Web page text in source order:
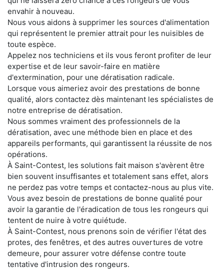
envahir à nouveau.
Nous vous aidons à supprimer les sources d'alimentation
qui représentent le premier attrait pour les nuisibles de
toute espèce.
Appelez nos techniciens et ils vous feront profiter de leur
expertise et de leur savoir-faire en matière
d'extermination, pour une dératisation radicale.
Lorsque vous aimeriez avoir des prestations de bonne
qualité, alors contactez dès maintenant les spécialistes de
notre entreprise de dératisation.
Nous sommes vraiment des professionnels de la
dératisation, avec une méthode bien en place et des
appareils performants, qui garantissent la réussite de nos
opérations.
À Saint-Contest, les solutions fait maison s'avèrent être
bien souvent insuffisantes et totalement sans effet, alors
ne perdez pas votre temps et contactez-nous au plus vite.
Vous avez besoin de prestations de bonne qualité pour
avoir la garantie de l'éradication de tous les rongeurs qui
tentent de nuire à votre quiétude.
À Saint-Contest, nous prenons soin de vérifier l'état des
protes, des fenêtres, et des autres ouvertures de votre
demeure, pour assurer votre défense contre toute
tentative d'intrusion des rongeurs.